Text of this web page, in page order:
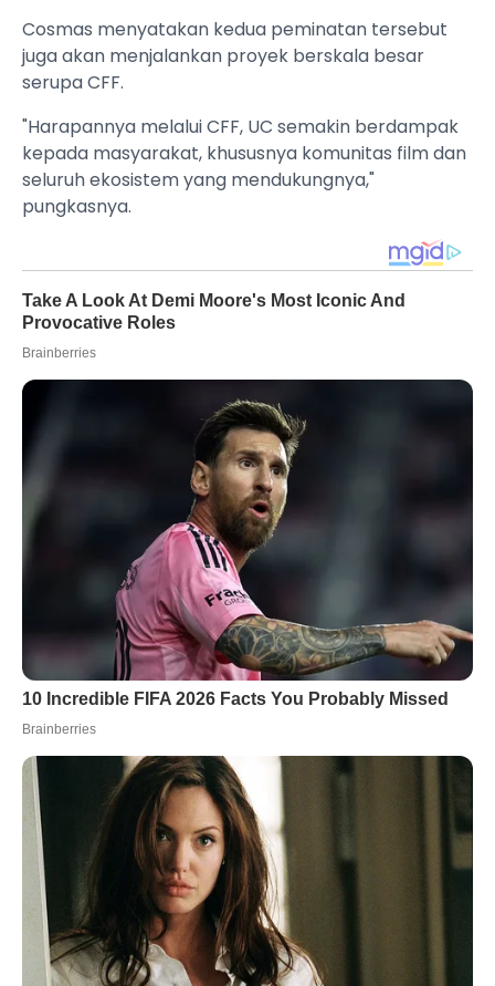
Cosmas menyatakan kedua peminatan tersebut
juga akan menjalankan proyek berskala besar
serupa CFF.
"Harapannya melalui CFF, UC semakin berdampak
kepada masyarakat, khususnya komunitas film dan
seluruh ekosistem yang mendukungnya,"
pungkasnya.